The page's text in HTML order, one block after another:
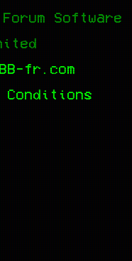
Software
fr.com
Conditions